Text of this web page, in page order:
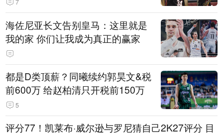
7
海佐尼亚长文告别皇马：这里就是
我的家 你们让我成为真正的赢家
都是D类顶薪？同曦续约郭昊文&税
前600万 给赵柏清只开税前150万
5
评分77！凯莱布·威尔逊与罗尼猜自己2K27评分 目